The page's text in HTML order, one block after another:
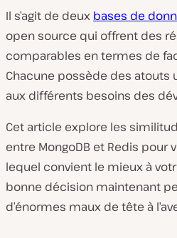
Il s’agit de deux bases de
open source qui offrent des
comparables en termes de
Chacune possède des
aux différents besoins des
Cet article explore les
entre MongoDB et Redis pour
lequel convient le mieux à
bonne décision maintenant
d’énormes maux de tête à